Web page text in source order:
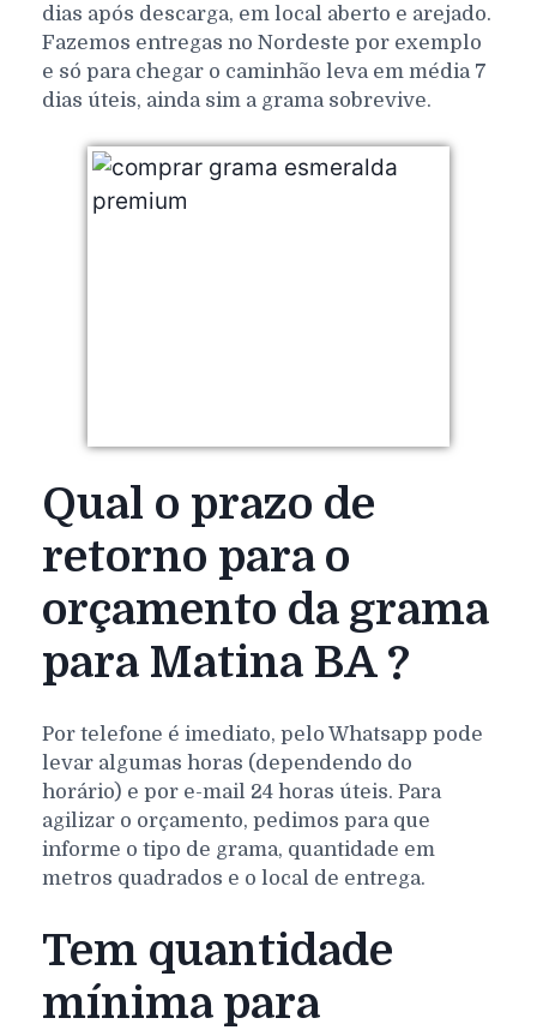
dias após descarga, em local aberto e arejado.
Fazemos entregas no Nordeste por exemplo
e só para chegar o caminhão leva em média 7
dias úteis, ainda sim a grama sobrevive.
Qual o prazo de
retorno para o
orçamento da grama
para Matina BA ?
Por telefone é imediato, pelo Whatsapp pode
levar algumas horas (dependendo do
horário) e por e-mail 24 horas úteis. Para
agilizar o orçamento, pedimos para que
informe o tipo de grama, quantidade em
metros quadrados e o local de entrega.
Tem quantidade
mínima para